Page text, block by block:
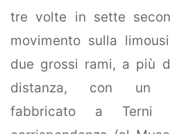
tre volte in sette
movimento sulla
due grossi rami, a più
distanza, con un
fabbricato a Terni